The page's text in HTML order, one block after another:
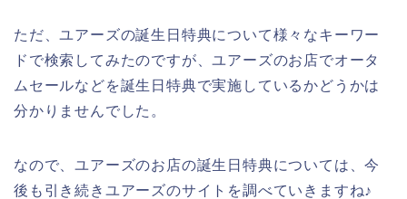
ただ、ユアーズの誕生日特典について様々なキーワー
ドで検索してみたのですが、ユアーズのお店でオータ
ムセールなどを誕生日特典で実施しているかどうかは
分かりませんでした。
なので、ユアーズのお店の誕生日特典については、今
後も引き続きユアーズのサイトを調べていきますね♪